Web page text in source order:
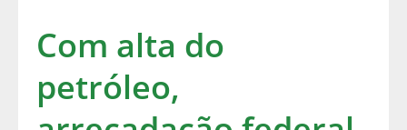
Com alta do
petróleo,